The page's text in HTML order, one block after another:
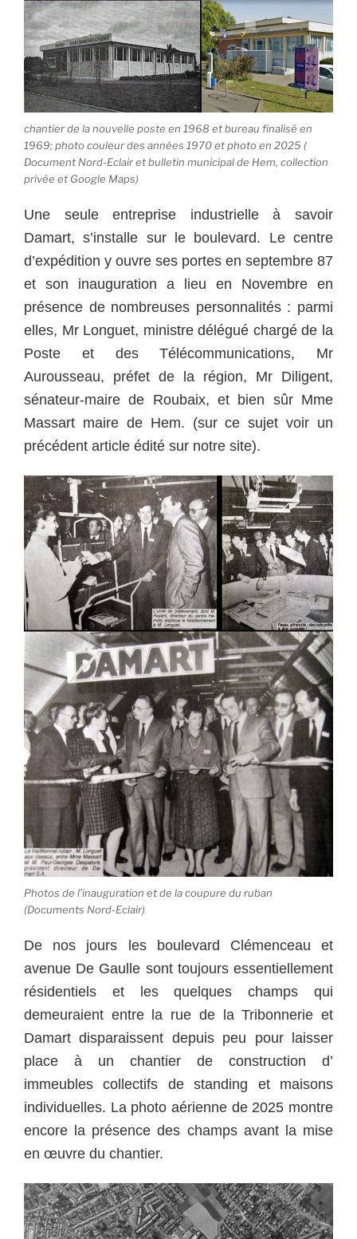
chantier de la nouvelle poste en 1968 et bureau finalisé en
1969; photo couleur des années 1970 et photo en 2025 (
Document Nord-Eclair et bulletin municipal de Hem, collection
privée et Google Maps)
Une seule entreprise industrielle à savoir
Damart, s’installe sur le boulevard. Le centre
d’expédition y ouvre ses portes en septembre 87
et son inauguration a lieu en Novembre en
présence de nombreuses personnalités : parmi
elles, Mr Longuet, ministre délégué chargé de la
Poste et des Télécommunications, Mr
Aurousseau, préfet de la région, Mr Diligent,
sénateur-maire de Roubaix, et bien sûr Mme
Massart maire de Hem. (sur ce sujet voir un
précédent article édité sur notre site).
Photos de l’inauguration et de la coupure du ruban
(Documents Nord-Eclair)
De nos jours les boulevard Clémenceau et
avenue De Gaulle sont toujours essentiellement
résidentiels et les quelques champs qui
demeuraient entre la rue de la Tribonnerie et
Damart disparaissent depuis peu pour laisser
place à un chantier de construction d’
immeubles collectifs de standing et maisons
individuelles. La photo aérienne de 2025 montre
encore la présence des champs avant la mise
en œuvre du chantier.